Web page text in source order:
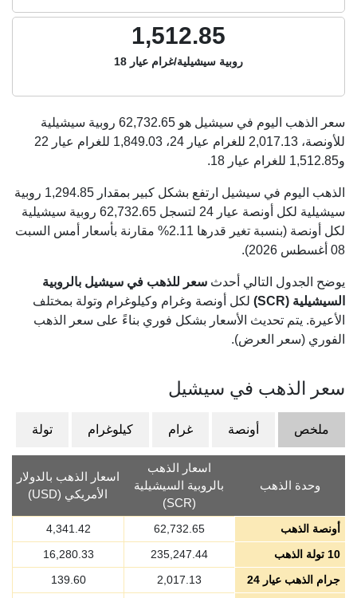
1,512.85
روبية سيشيلية/غرام عيار 18
سعر الذهب اليوم في سيشيل هو 62,732.65 روبية سيشيلية
للأونصة، 2,017.13 للغرام عيار 24، 1,849.03
للغرام عيار 22
و1,512.85 للغرام عيار 18.
الذهب اليوم في سيشيل ارتفع بشكل كبير بمقدار 1,294.85 روبية
سيشيلية لكل أونصة عيار 24 لتسجل 62,732.65 روبية سيشيلية
لكل أونصة (بنسبة تغير قدرها 2.11% مقارنة بأسعار أمس السبت
08 أغسطس 2026).
يوضح الجدول التالي أحدث سعر للذهب في سيشيل بالروبية
السيشيلية (SCR)
لكل أونصة وغرام وكيلوغرام وتولة بمختلف
الأعيرة. يتم تحديث الأسعار بشكل فوري بناءً على سعر الذهب
الفوري (سعر العرض).
سعر الذهب في سيشيل
ملخص أونصة غرام كيلوغرام تولة
وحدة الذهب
اسعار الذهب
بالروبية السيشيلية
(SCR)
اسعار الذهب بالدولار
الأمريكي (USD)
أونصة الذهب 62,732.65
4,341.42
10 تولة الذهب
235,247.44
16,280.33
جرام الذهب عيار 24
2,017.13
139.60